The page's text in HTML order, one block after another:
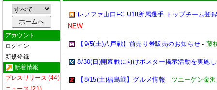
アカウント
ログイン
新規登録
新着情報
プレスリリース (44)
ニュース (21)
レノファ山口FC U18所属選手 トップチーム登
NEW
【9/5(土)八戸戦】前売り券販売のお知らせ - 藤
8/30(日)開幕戦に向けポスター掲示活動を実施
【8/15(土)福島戦】グルメ情報 - ツエーゲン金沢